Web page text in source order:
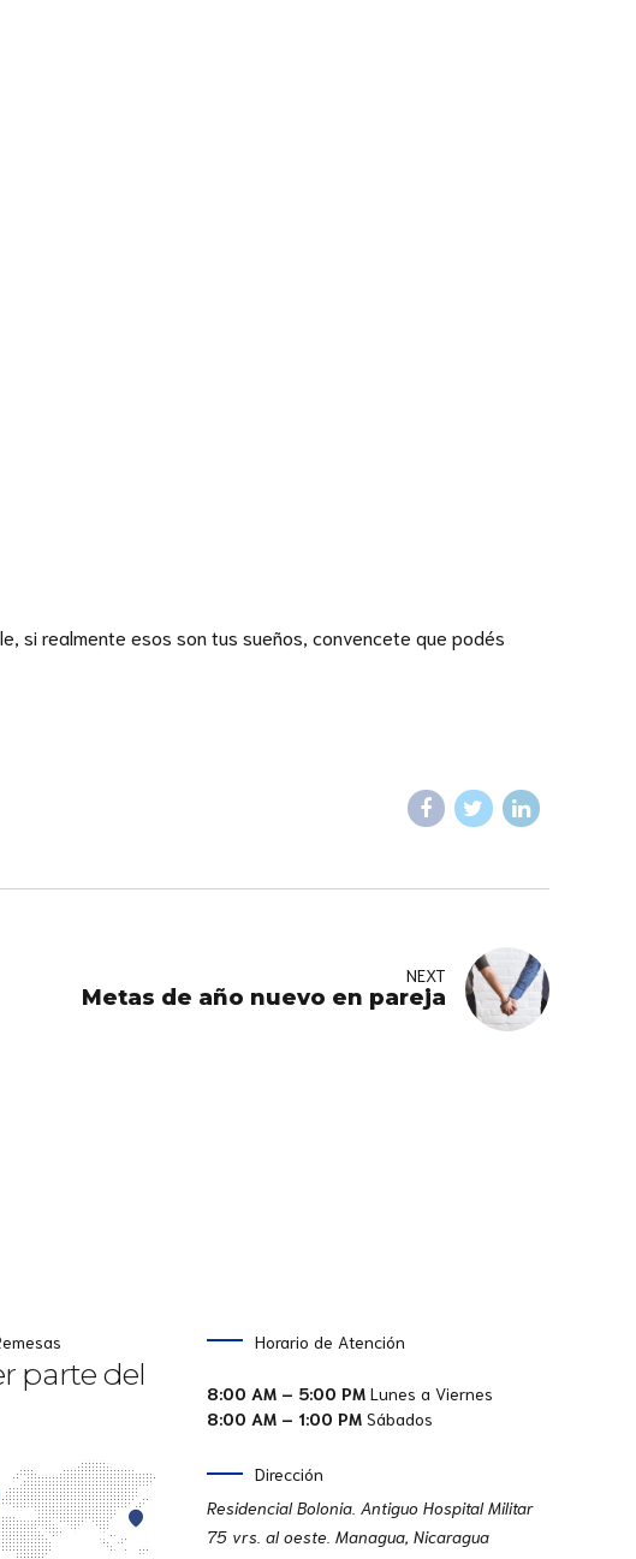
si realmente esos son tus sueños, convencete que podés
NEXT
Metas de año nuevo en pareja
parte del
Horario de Atención
8:00 AM – 5:00 PM Lunes a Viernes
8:00 AM – 1:00 PM Sábados
Dirección
Residencial Bolonia. Antiguo Hospital Militar
75 vrs. al oeste. Managua, Nicaragua